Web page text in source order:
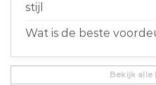
stijl
Wat is de beste
Bekijk alle